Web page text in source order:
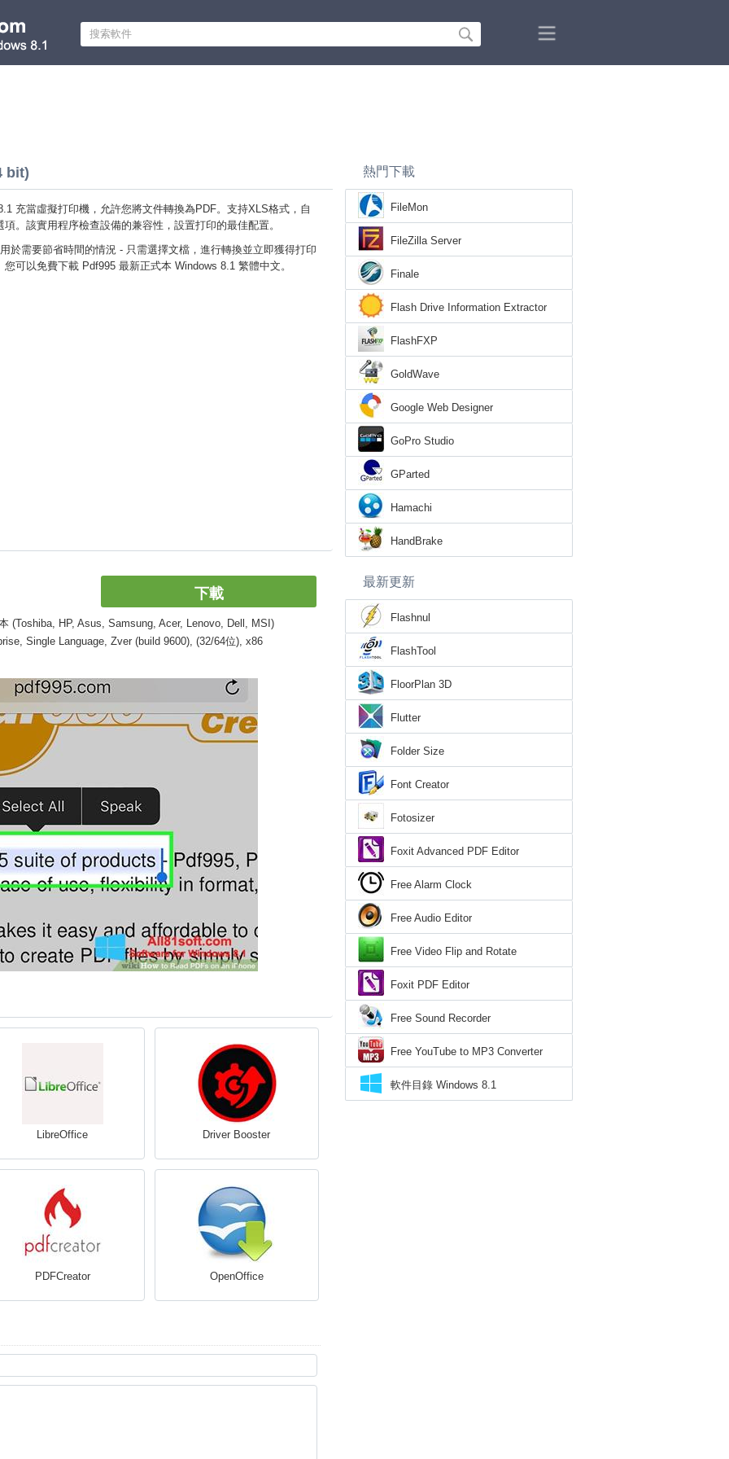
bit)
充當虛擬打印機，允許您將文件轉換為PDF。支持XLS格式，自
。該實用程序檢查設備的兼容性，設置打印的最佳配置。
於需要節省時間的情況 - 只需選擇文檔，進行轉換並立即獲得打印
可以免費下載 Pdf995 最新正式本 Windows 8.1 繁體中文。
下載
(Toshiba, HP, Asus, Samsung, Acer, Lenovo, Dell, MSI)
Single Language, Zver (build 9600), (32/64位), x86
LibreOffice Driver Booster
PDFCreator OpenOffice
熱門下載
FileMon
FileZilla Server
Finale
Flash Drive Information Extractor
FlashFXP
GoldWave
Google Web Designer
GoPro Studio
GParted
Hamachi
HandBrake
最新更新
Flashnul
FlashTool
FloorPlan 3D
Flutter
Folder Size
Font Creator
Fotosizer
Foxit Advanced PDF Editor
Free Alarm Clock
Free Audio Editor
Free Video Flip and Rotate
Foxit PDF Editor
Free Sound Recorder
Free YouTube to MP3 Converter
軟件目錄 Windows 8.1